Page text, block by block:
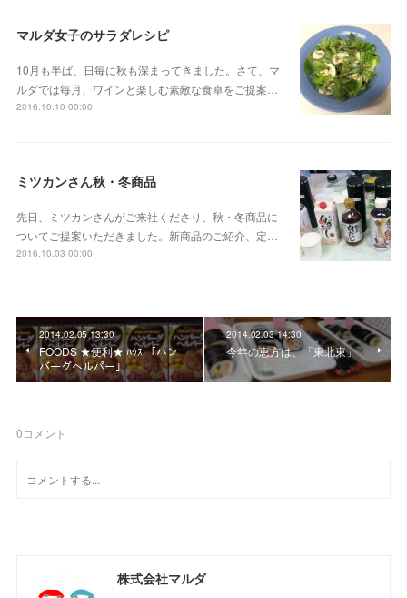
マルダ女子のサラダレシピ
10月も半ば、日毎に秋も深まってきました。さて、マ
ルダでは毎月、ワインと楽しむ素敵な食卓をご提案…
2016.10.10 00:00
ミツカンさん秋・冬商品
先日、ミツカンさんがご来社くださり、秋・冬商品に
ついてご提案いただきました。新商品のご紹介、定…
2016.10.03 00:00
2014.02.05 13:30
FOODS ★便利★ ﾊｳｽ 「ハン
バーグヘルパー」
2014.02.03 14:30
今年の恵方は、「東北東」
0コメント
株式会社マルダ